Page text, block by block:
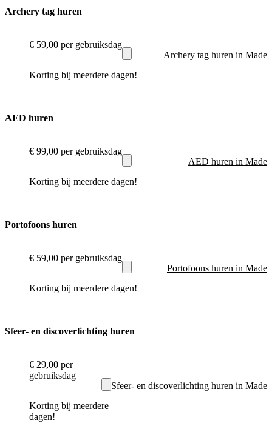
Archery tag huren
€ 59,00 per gebruiksdag
Korting bij meerdere dagen!
Archery tag huren in Made
AED huren
€ 99,00 per gebruiksdag
Korting bij meerdere dagen!
AED huren in Made
Portofoons huren
€ 59,00 per gebruiksdag
Korting bij meerdere dagen!
Portofoons huren in Made
Sfeer- en discoverlichting huren
€ 29,00 per
gebruiksdag
Korting bij meerdere
dagen!
Sfeer- en discoverlichting huren in Made